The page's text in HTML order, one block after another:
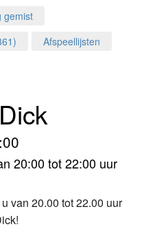
gemist
Afspeellijsten
20:00 tot 22:00 uur
van 20.00 tot 22.00 uur